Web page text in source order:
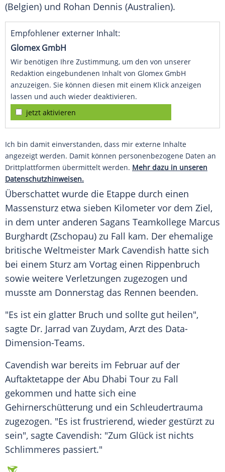
(Belgien) und Rohan Dennis (Australien).
Empfohlener externer Inhalt:
Glomex GmbH
Wir benötigen Ihre Zustimmung, um den von unserer
Redaktion eingebundenen Inhalt von Glomex GmbH
anzuzeigen. Sie können diesen mit einem Klick anzeigen
lassen und auch wieder deaktivieren.
jetzt aktivieren
Ich bin damit einverstanden, dass mir externe Inhalte
angezeigt werden. Damit können personenbezogene Daten an
Drittplattformen übermittelt werden. Mehr dazu in unseren
Datenschutzhinweisen.
Überschattet wurde die Etappe durch einen
Massensturz etwa sieben Kilometer vor dem Ziel,
in dem unter anderen Sagans Teamkollege Marcus
Burghardt (Zschopau) zu Fall kam. Der ehemalige
britische Weltmeister Mark Cavendish hatte sich
bei einem Sturz am Vortag einen Rippenbruch
sowie weitere Verletzungen zugezogen und
musste am Donnerstag das Rennen beenden.
"Es ist ein glatter Bruch und sollte gut heilen",
sagte Dr. Jarrad van Zuydam, Arzt des Data-
Dimension-Teams.
Cavendish war bereits im Februar auf der
Auftaktetappe der Abu Dhabi Tour zu Fall
gekommen und hatte sich eine
Gehirnerschütterung und ein Schleudertrauma
zugezogen. "Es ist frustrierend, wieder gestürzt zu
sein", sagte Cavendish: "Zum Glück ist nichts
Schlimmeres passiert."